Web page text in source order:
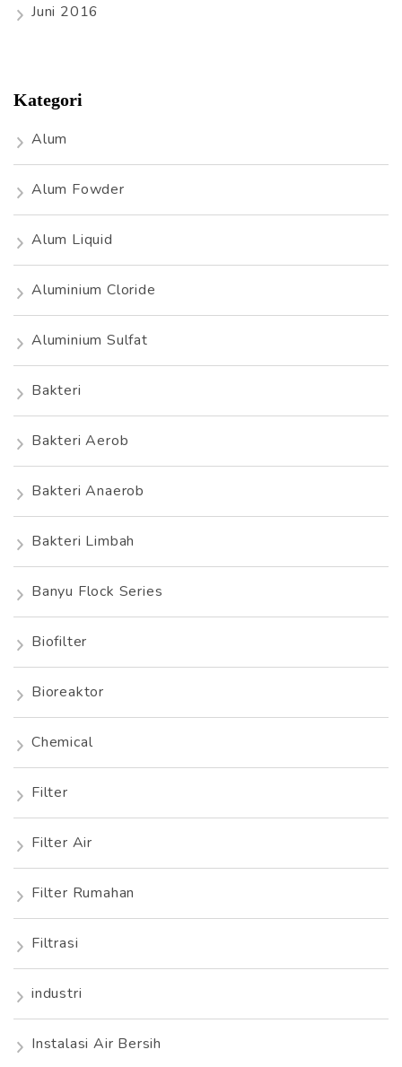
Juni 2016
Kategori
Alum
Alum Fowder
Alum Liquid
Aluminium Cloride
Aluminium Sulfat
Bakteri
Bakteri Aerob
Bakteri Anaerob
Bakteri Limbah
Banyu Flock Series
Biofilter
Bioreaktor
Chemical
Filter
Filter Air
Filter Rumahan
Filtrasi
industri
Instalasi Air Bersih